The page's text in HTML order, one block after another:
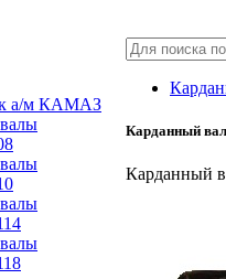
к а/м КАМАЗ
Карданный
Карданный